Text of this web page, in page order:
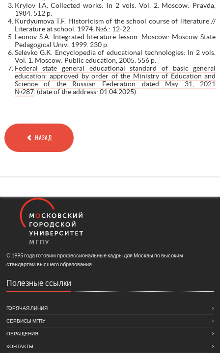
Krylov I.A. Collected works: In 2 vols. Vol. 2. Moscow: Pravda,
1984. 512 p.
Kurdyumova T.F. Historicism of the school course of literature //
Literature at school. 1974. №6.: 12-22.
Leonov S.A. Integrated literature lesson. Moscow: Moscow State
Pedagogical Univ., 1999. 230 p.
Selevko G.K. Encyclopedia of educational technologies: In 2 vols.
Vol. 1. Moscow: Public education, 2005. 556 p.
Federal state general educational standard of basic general
education: approved by order of the Ministry of Education and
Science of the Russian Federation dated May 31, 2021
№287. (date of the address: 01.04.2025).
НАЗАД
С 1995 года готовим профессиональные кадры для Москвы по высоким
стандартам высшего образования.
Полезные ссылки
ГОРЯЧАЯ ЛИНИЯ
СЕРВИСЫ МГПУ
ОБРАЩЕНИЯ
КОНТАКТЫ